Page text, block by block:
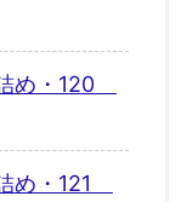
め・120
め・121